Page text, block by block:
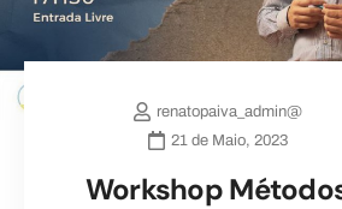
renatopaiva_admin@
21 de Maio, 2023
Workshop